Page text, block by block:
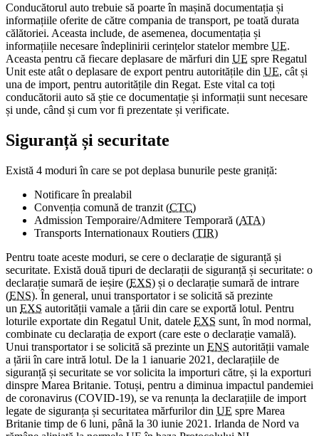
Conducătorul auto trebuie să poarte în mașină documentația și
informațiile oferite de către compania de transport, pe toată durata
călătoriei. Aceasta include, de asemenea, documentația și
informațiile necesare îndeplinirii cerințelor statelor membre UE.
Aceasta pentru că fiecare deplasare de mărfuri din UE spre Regatul
Unit este atât o deplasare de export pentru autoritățile din UE, cât și
una de import, pentru autoritățile din Regat. Este vital ca toți
conducătorii auto să știe ce documentație și informații sunt necesare
și unde, când și cum vor fi prezentate și verificate.
Siguranță și securitate
Există 4 moduri în care se pot deplasa bunurile peste graniță:
Notificare în prealabil
Convenția comună de tranzit (CTC)
Admission Temporaire/Admitere Temporară (ATA)
Transports Internationaux Routiers (TIR)
Pentru toate aceste moduri, se cere o declarație de siguranță și
securitate. Există două tipuri de declarații de siguranță și securitate: o
declarație sumară de ieșire (EXS) și o declarație sumară de intrare
(ENS). În general, unui transportator i se solicită să prezinte
un EXS autorității vamale a țării din care se exportă lotul. Pentru
loturile exportate din Regatul Unit, datele EXS sunt, în mod normal,
combinate cu declarația de export (care este o declarație vamală).
Unui transportator i se solicită să prezinte un ENS autorității vamale
a țării în care intră lotul. De la 1 ianuarie 2021, declarațiile de
siguranță și securitate se vor solicita la importuri către, și la exporturi
dinspre Marea Britanie. Totuși, pentru a diminua impactul pandemiei
de coronavirus (COVID-19), se va renunța la declarațiile de import
legate de siguranța și securitatea mărfurilor din UE spre Marea
Britanie timp de 6 luni, până la 30 iunie 2021. Irlanda de Nord va